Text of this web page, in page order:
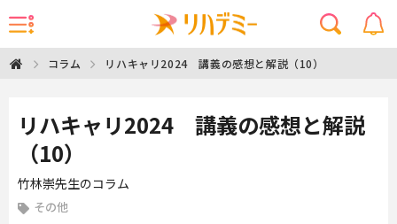
コラム リハキャリ2024 講義の感想と解説（10）
リハキャリ2024 講義の感想と解説
（10）
竹林崇先生のコラム
その他